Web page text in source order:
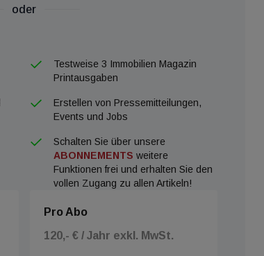
oder
Testweise 3 Immobilien Magazin
Printausgaben
Erstellen von Pressemitteilungen,
Events und Jobs
Schalten Sie über unsere
ABONNEMENTS weitere
Funktionen frei und erhalten Sie den
vollen Zugang zu allen Artikeln!
Pro Abo
120,- € / Jahr exkl. MwSt.